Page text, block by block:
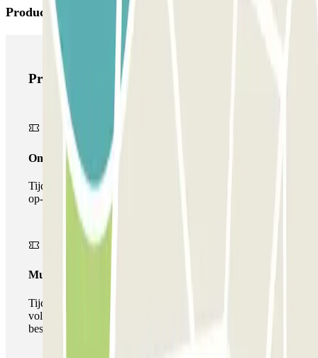
Producten van Parclick
Producten van Parclick
Onepass
Tijdens je verblijf kun je de parkeerplaats maar één keer
op- en afrijden.
Multiparking pass
Tijdens uw verblijf kunt u gebruik maken van het
volledige netwerk van parkeergarages van deze operator,
beschikbaar bij Parclick.